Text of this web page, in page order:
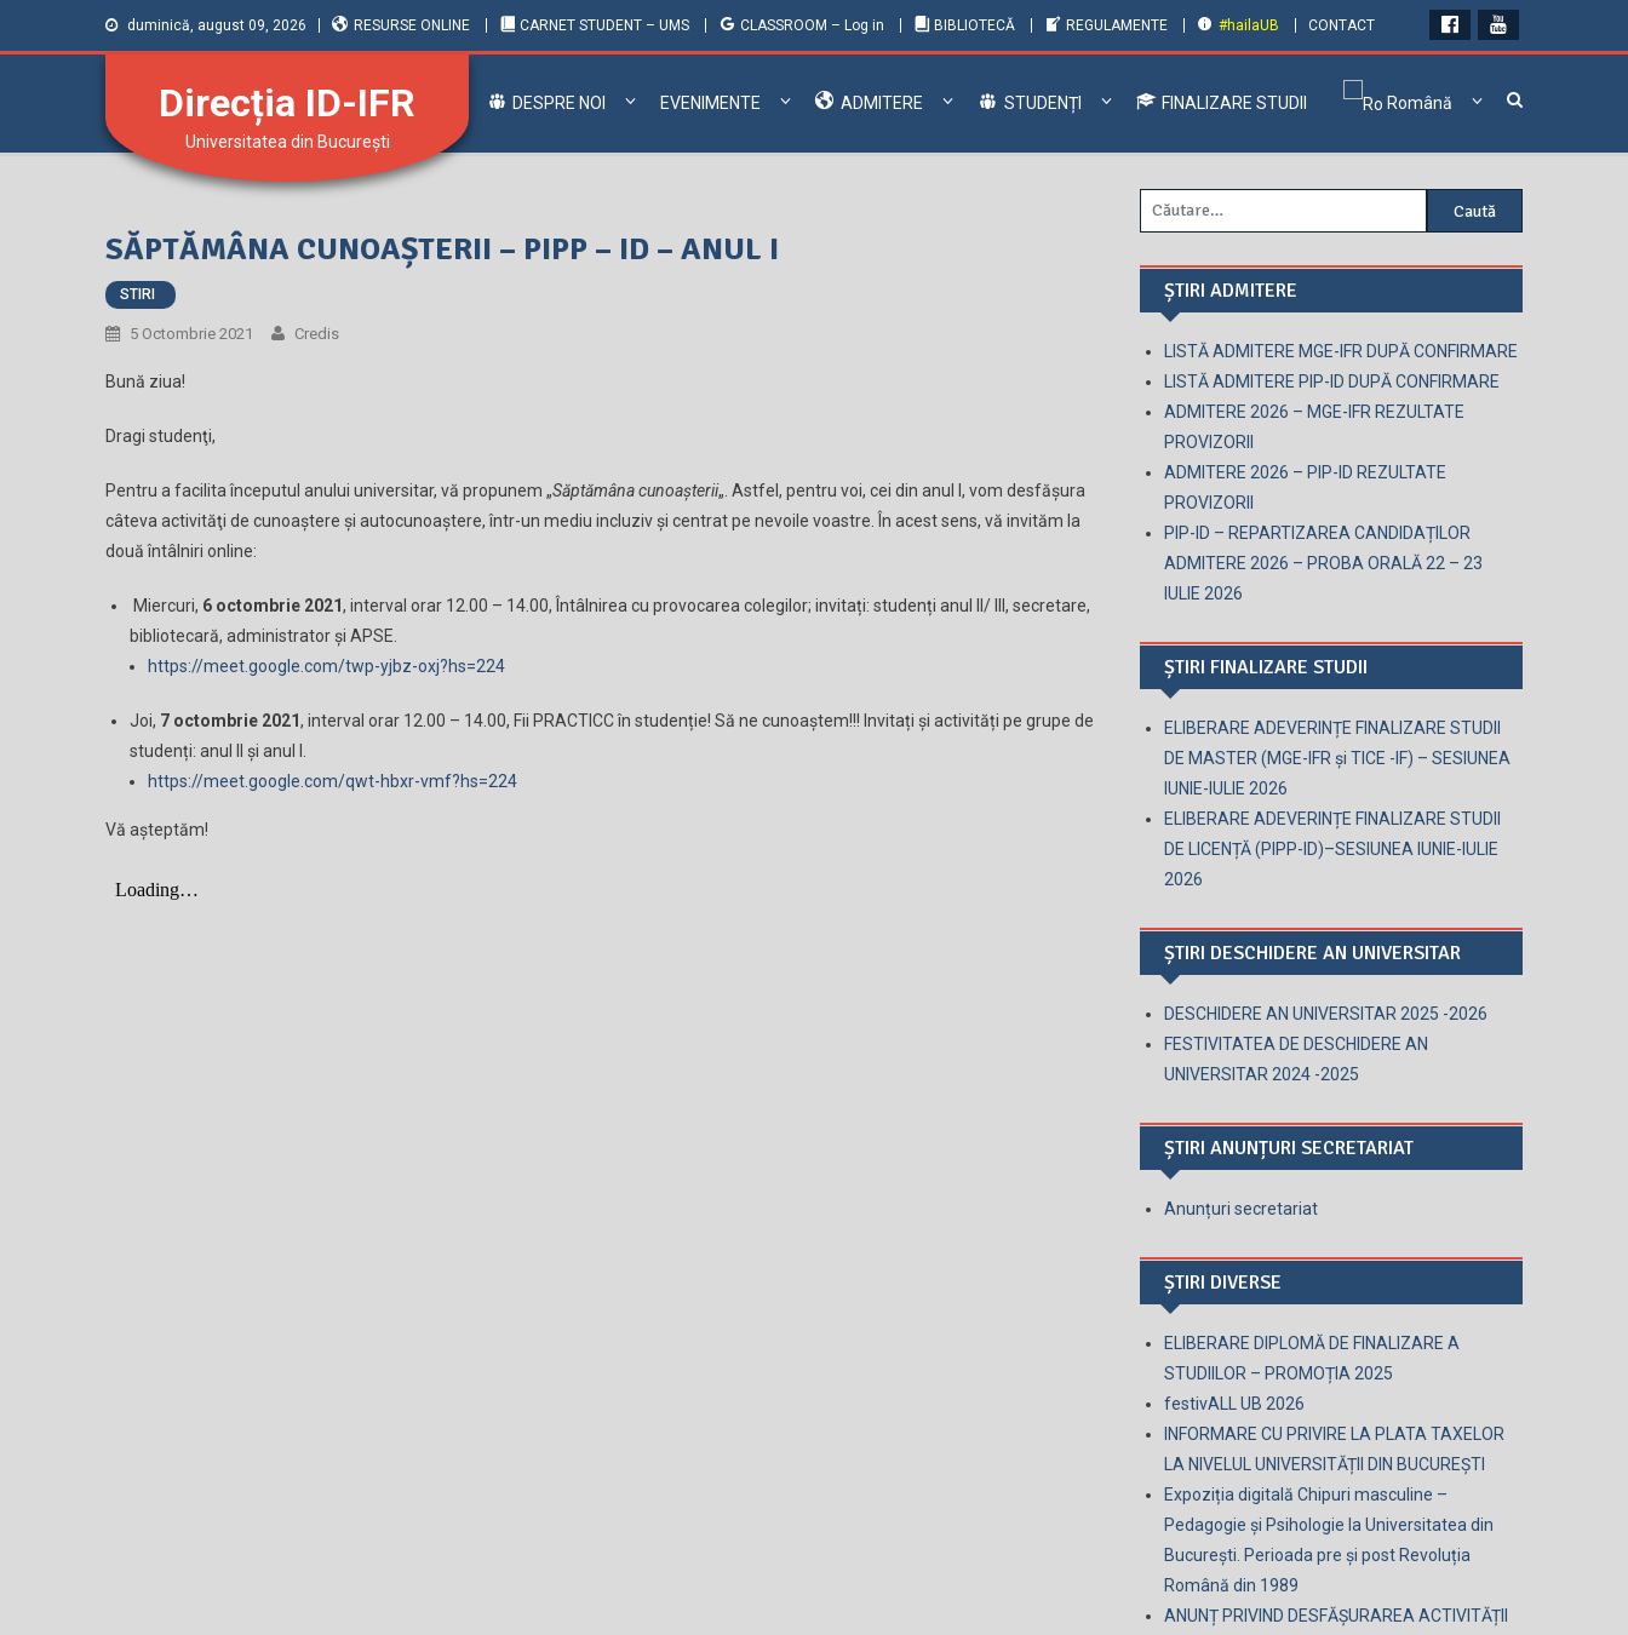
duminică, august 09, 2026 RESURSE ONLINE CARNET STUDENT – UMS CLASSROOM – Log in BIBLIOTECĂ REGULAMENTE #hailaUB CONTACT
Direcția ID-IFR
Universitatea din București
DESPRE NOI EVENIMENTE ADMITERE STUDENȚI FINALIZARE STUDII Română
SĂPTĂMÂNA CUNOAȘTERII – PIPP – ID – ANUL I
STIRI
5 Octombrie 2021 Credis
Bună ziua!
Dragi studenţi,
Pentru a facilita începutul anului universitar, vă propunem „Săptămâna cunoaşterii„. Astfel, pentru voi, cei din anul I, vom desfăşura
câteva activităţi de cunoaştere şi autocunoaştere, într-un mediu incluziv şi centrat pe nevoile voastre. În acest sens, vă invităm la
două întâlniri online:
Miercuri, 6 octombrie 2021, interval orar 12.00 – 14.00, Întâlnirea cu provocarea colegilor; invitați: studenți anul II/ III, secretare,
bibliotecară, administrator și APSE.
https://meet.google.com/twp-yjbz-oxj?hs=224
Joi, 7 octombrie 2021, interval orar 12.00 – 14.00, Fii PRACTICC în studenție! Să ne cunoaștem!!! Invitați și activități pe grupe de
studenți: anul II și anul I.
https://meet.google.com/qwt-hbxr-vmf?hs=224
Vă aşteptăm!
Caută
după:
ȘTIRI ADMITERE
LISTĂ ADMITERE MGE-IFR DUPĂ CONFIRMARE
LISTĂ ADMITERE PIP-ID DUPĂ CONFIRMARE
ADMITERE 2026 – MGE-IFR REZULTATE
PROVIZORII
ADMITERE 2026 – PIP-ID REZULTATE
PROVIZORII
PIP-ID – REPARTIZAREA CANDIDAȚILOR
ADMITERE 2026 – PROBA ORALĂ 22 – 23
IULIE 2026
ȘTIRI FINALIZARE STUDII
ELIBERARE ADEVERINȚE FINALIZARE STUDII
DE MASTER (MGE-IFR și TICE -IF) – SESIUNEA
IUNIE-IULIE 2026
ELIBERARE ADEVERINȚE FINALIZARE STUDII
DE LICENȚĂ (PIPP-ID)–SESIUNEA IUNIE-IULIE
2026
ȘTIRI DESCHIDERE AN UNIVERSITAR
DESCHIDERE AN UNIVERSITAR 2025 -2026
FESTIVITATEA DE DESCHIDERE AN
UNIVERSITAR 2024 -2025
ȘTIRI ANUNȚURI SECRETARIAT
Anunțuri secretariat
ȘTIRI DIVERSE
ELIBERARE DIPLOMĂ DE FINALIZARE A
STUDIILOR – PROMOȚIA 2025
festivALL UB 2026
INFORMARE CU PRIVIRE LA PLATA TAXELOR
LA NIVELUL UNIVERSITĂȚII DIN BUCUREȘTI
Expoziția digitală Chipuri masculine –
Pedagogie și Psihologie la Universitatea din
București. Perioada pre și post Revoluția
Română din 1989
ANUNȚ PRIVIND DESFĂȘURAREA ACTIVITĂȚII